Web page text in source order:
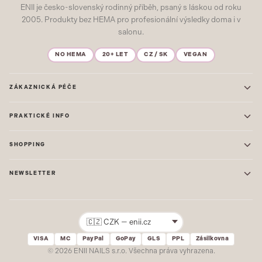
ENII je česko-slovenský rodinný příběh, psaný s láskou od roku
2005. Produkty bez HEMA pro profesionální výsledky doma i v
salonu.
NO HEMA 20+ LET CZ / SK VEGAN
ZÁKAZNICKÁ PÉČE
Časté dotazy
Mapa stránek
PRAKTICKÉ INFO
Prodejna: Uherské Hradiště
Ochrana osobních údajů
SHOPPING
GEL LAKY
NEWSLETTER
Žádný spam. Odhlásit se lze kdykoliv.
© 2026 ENII NAILS s.r.o. Všechna práva vyhrazena.
VISA MC PayPal GoPay GLS PPL Zásilkovna